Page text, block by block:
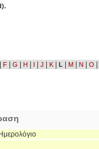
| F | G | H | I | J | K | L | M | N | O |